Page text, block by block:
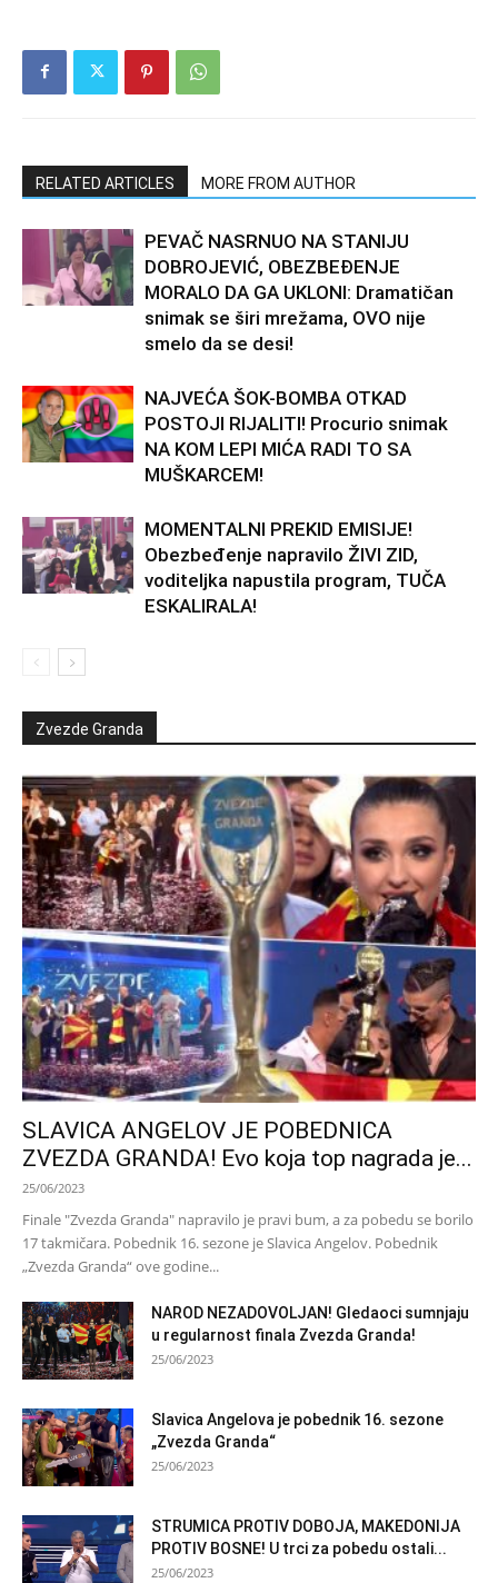
RELATED ARTICLES MORE FROM AUTHOR
PEVAČ NASRNUO NA STANIJU
DOBROJEVIĆ, OBEZBEĐENJE
MORALO DA GA UKLONI: Dramatičan
snimak se širi mrežama, OVO nije
smelo da se desi!
NAJVEĆA ŠOK-BOMBA OTKAD
POSTOJI RIJALITI! Procurio snimak
NA KOM LEPI MIĆA RADI TO SA
MUŠKARCEM!
MOMENTALNI PREKID EMISIJE!
Obezbeđenje napravilo ŽIVI ZID,
voditeljka napustila program, TUČA
ESKALIRALA!
Zvezde Granda
SLAVICA ANGELOV JE POBEDNICA
ZVEZDA GRANDA! Evo koja top nagrada je...
25/06/2023
Finale "Zvezda Granda" napravilo je pravi bum, a za pobedu se borilo
17 takmičara. Pobednik 16. sezone je Slavica Angelov. Pobednik
„Zvezda Granda“ ove godine...
NAROD NEZADOVOLJAN! Gledaoci sumnjaju
u regularnost finala Zvezda Granda!
25/06/2023
Slavica Angelova je pobednik 16. sezone
„Zvezda Granda“
25/06/2023
STRUMICA PROTIV DOBOJA, MAKEDONIJA
PROTIV BOSNE! U trci za pobedu ostali...
25/06/2023